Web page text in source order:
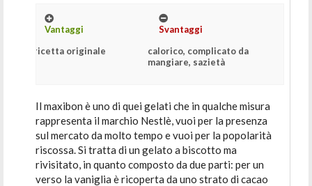
Vantaggi
ricetta originale
Svantaggi
calorico, complicato da
mangiare, sazietà
Il maxibon è uno di quei gelati che in qualche misura
rappresenta il marchio Nestlè, vuoi per la presenza
sul mercato da molto tempo e vuoi per la popolarità
riscossa. Si tratta di un gelato a biscotto ma
rivisitato, in quanto composto da due parti: per un
verso la vaniglia è ricoperta da uno strato di cacao